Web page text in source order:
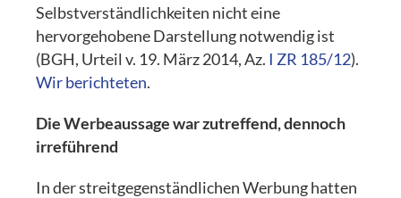
Selbstverständlichkeiten nicht eine
hervorgehobene Darstellung notwendig ist
(BGH, Urteil v. 19. März 2014, Az. I ZR 185/12).
Wir berichteten.
Die Werbeaussage war zutreffend, dennoch
irreführend
In der streitgegenständlichen Werbung hatten